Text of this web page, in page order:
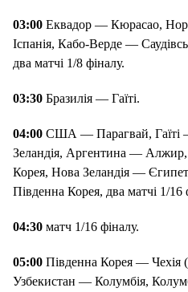
03:00 Еквадор — Кюрасао,
Іспанія, Кабо-Верде —
два матчі 1/8 фіналу.
03:30 Бразилія — Гаїті.
04:00 США — Парагвай, Гаїті
Зеландія, Аргентина —
Корея, Нова Зеландія —
Південна Корея, два матчі 1/16
04:30 матч 1/16 фіналу.
05:00 Південна Корея — Чехія (
Узбекистан — Колумбія,